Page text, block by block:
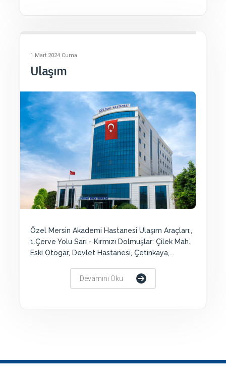
1 Mart 2024 Cuma
Ulaşım
Özel Mersin Akademi Hastanesi Ulaşım Araçları;,
1.Çerve Yolu Sarı - Kırmızı Dolmuşlar: Çilek Mah.,
Eski Otogar, Devlet Hastanesi, Çetinkaya,...
Devamını Oku